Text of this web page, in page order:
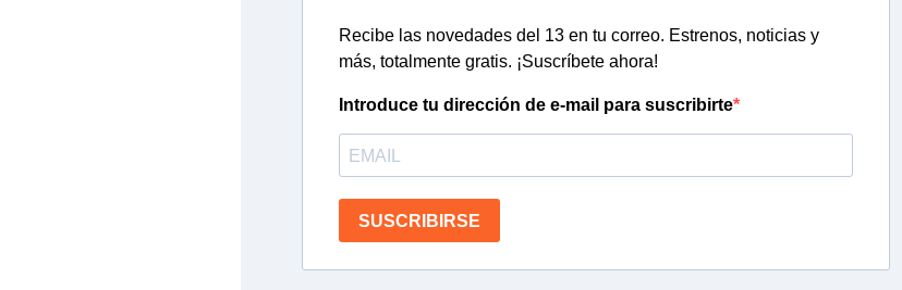
Recibe las novedades del 13 en tu correo. Estrenos, noticias y
más, totalmente gratis. ¡Suscríbete ahora!
Introduce tu dirección de e-mail para suscribirte
SUSCRIBIRSE